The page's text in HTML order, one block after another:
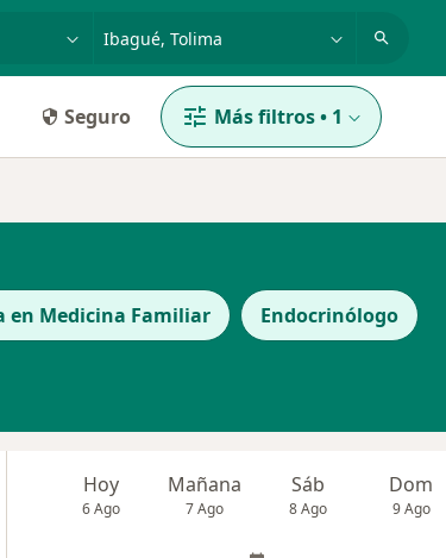
o nombre
p. ej. Bogotá
Seguro Más filtros• 1
en Medicina Familiar Endocrinólogo
Hoy
6 Ago
Mañana
7 Ago
Sáb
8 Ago
Dom
9 Ago